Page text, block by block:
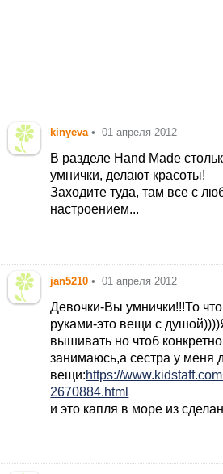
kinyeva • 01 апреля 2012
В разделе Hand Made
умнички, делают красоты!
Заходите туда, там все с
настроением...
jan5210 • 01 апреля 2012
Девочки-Вы умнички!!!То
руками-это вещи с
вышивать но чтоб
занимаюсь,а сестра у меня
вещи:https://
2670884.html
и это капля в море из